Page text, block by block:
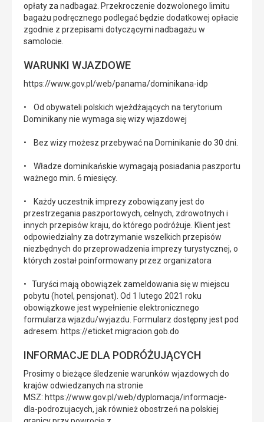
opłaty za nadbagaż. Przekroczenie dozwolonego limitu
bagażu podręcznego podlegać będzie dodatkowej opłacie
zgodnie z przepisami dotyczącymi nadbagażu w
samolocie.
WARUNKI WJAZDOWE
https://www.gov.pl/web/panama/dominikana-idp
• Od obywateli polskich wjeżdżających na terytorium
Dominikany nie wymaga się wizy wjazdowej
• Bez wizy możesz przebywać na Dominikanie do 30 dni.
• Władze dominikańskie wymagają posiadania paszportu
ważnego min. 6 miesięcy.
• Każdy uczestnik imprezy zobowiązany jest do
przestrzegania paszportowych, celnych, zdrowotnych i
innych przepisów kraju, do którego podróżuje. Klient jest
odpowiedzialny za dotrzymanie wszelkich przepisów
niezbędnych do przeprowadzenia imprezy turystycznej, o
których został poinformowany przez organizatora
• Turyści mają obowiązek zameldowania się w miejscu
pobytu (hotel, pensjonat). Od 1 lutego 2021 roku
obowiązkowe jest wypełnienie elektronicznego
formularza wjazdu/wyjazdu. Formularz dostępny jest pod
adresem: https://eticket.migracion.gob.do
INFORMACJE DLA PODRÓŻUJĄCYCH
Prosimy o bieżące śledzenie warunków wjazdowych do
krajów odwiedzanych na stronie
MSZ: https://www.gov.pl/web/dyplomacja/informacje-
dla-podrozujacych, jak również obostrzeń na polskiej